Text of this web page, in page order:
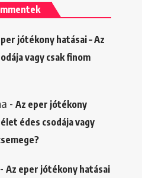
jótékony hatásai – Az
vagy csak finom
- Az eper jótékony
édes csodája vagy
Az eper jótékony hatásai